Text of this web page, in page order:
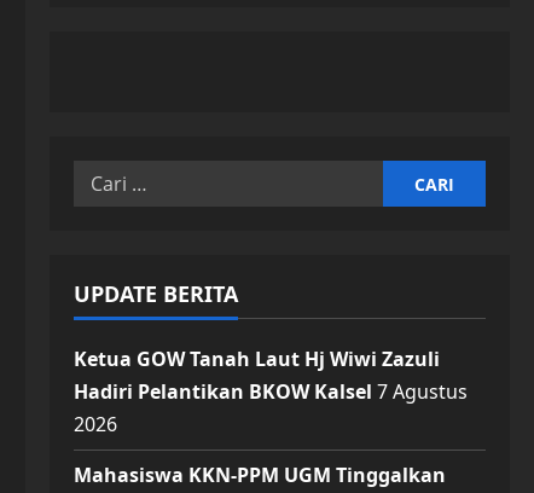
Cari
UPDATE BERITA
Ketua GOW Tanah Laut Hj Wiwi Zazuli
Hadiri Pelantikan BKOW Kalsel 7 Agustus
2026
Mahasiswa KKN-PPM UGM Tinggalkan